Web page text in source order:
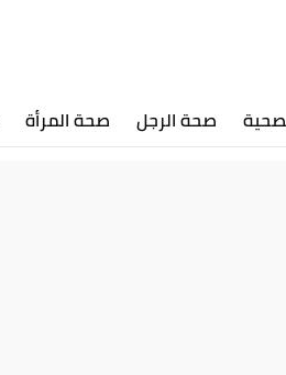
صحة الرجل صحة المرأة